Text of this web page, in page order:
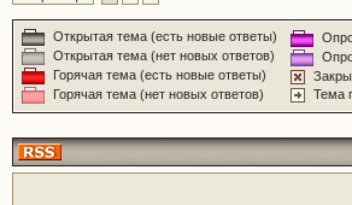
Открытая тема (есть новые ответы)
Открытая тема (нет новых ответов)
Горячая тема (есть новые ответы)
Горячая тема (нет новых ответов)
Тема